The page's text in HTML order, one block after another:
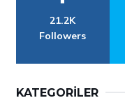
21.2K
Followers
KATEGORILER